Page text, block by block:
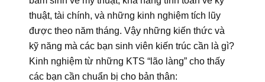
thuật, tài chính, và những kinh nghiệm tích lũy
được theo năm tháng. Vậy những kiến thức và
kỹ năng mà các bạn sinh viên kiến trúc cần là gì?
Kinh nghiệm từ những KTS “lão làng” cho thấy
các bạn cần chuẩn bị cho bản thân: